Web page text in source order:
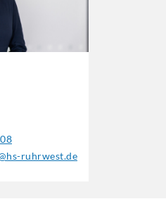
ruhrwest.de